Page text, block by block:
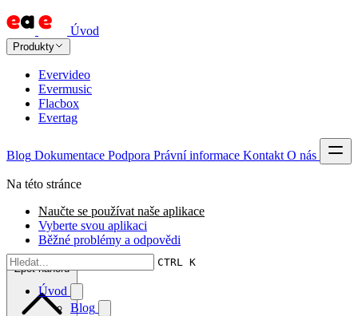
Úvod
Produkty
Evervideo
Evermusic
Flacbox
Evertag
Blog Dokumentace Podpora Právní informace Kontakt O nás
CTRL K
Úvod
Blog
Na této stránce
Naučte se používat naše aplikace
Vyberte svou aplikaci
Běžné problémy a odpovědi
Zpět nahoru